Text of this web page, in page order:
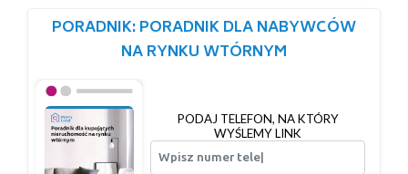
PORADNIK: PORADNIK DLA NABYWCÓW
NA RYNKU WTÓRNYM
PODAJ TELEFON, NA KTÓRY
WYŚLEMY LINK